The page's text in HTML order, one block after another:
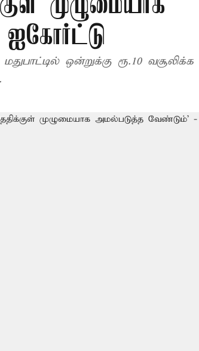
ஒன்றுக்கு ரூ.10 வசூலிக்க